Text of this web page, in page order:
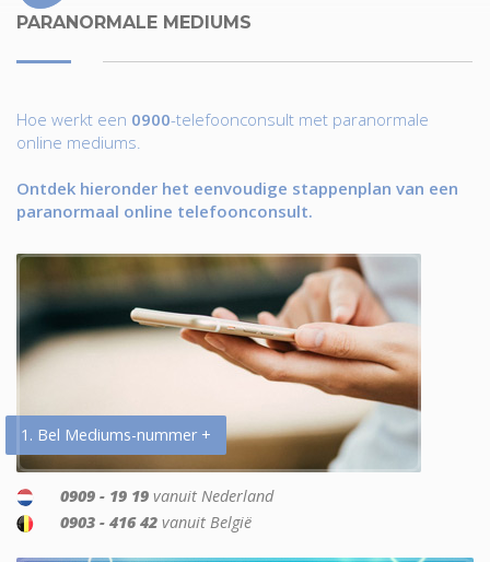
PARANORMALE MEDIUMS
Hoe werkt een 0900-telefoonconsult met paranormale
online mediums.
Ontdek hieronder het eenvoudige stappenplan van een
paranormaal online telefoonconsult.
1. Bel Mediums-nummer +
0909 - 19 19 vanuit Nederland
0903 - 416 42 vanuit België